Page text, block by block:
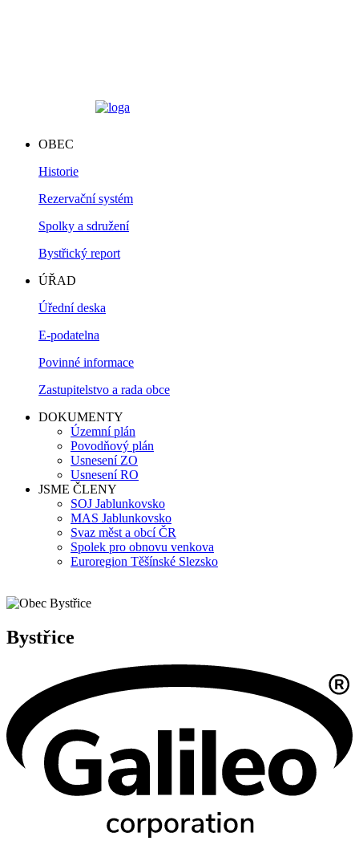
OBEC
Historie
Rezervační systém
Spolky a sdružení
Bystřický report
ÚŘAD
Úřední deska
E-podatelna
Povinné informace
Zastupitelstvo a rada obce
DOKUMENTY
Územní plán
Povodňový plán
Usnesení ZO
Usnesení RO
JSME ČLENY
SOJ Jablunkovsko
MAS Jablunkovsko
Svaz měst a obcí ČR
Spolek pro obnovu venkova
Euroregion Těšínské Slezsko
Bystřice